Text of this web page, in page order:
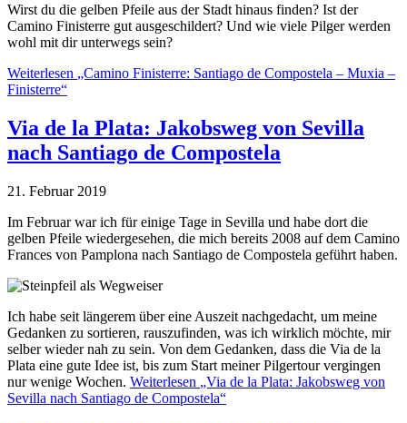
Wirst du die gelben Pfeile aus der Stadt hinaus finden? Ist der
Camino Finisterre gut ausgeschildert? Und wie viele Pilger werden
wohl mit dir unterwegs sein?
Weiterlesen „Camino Finisterre: Santiago de Compostela – Muxia –
Finisterre“
Via de la Plata: Jakobsweg von Sevilla
nach Santiago de Compostela
21. Februar 2019
Im Februar war ich für einige Tage in Sevilla und habe dort die
gelben Pfeile wiedergesehen, die mich bereits 2008 auf dem Camino
Frances von Pamplona nach Santiago de Compostela geführt haben.
Ich habe seit längerem über eine Auszeit nachgedacht, um meine
Gedanken zu sortieren, rauszufinden, was ich wirklich möchte, mir
selber wieder nah zu sein. Von dem Gedanken, dass die Via de la
Plata eine gute Idee ist, bis zum Start meiner Pilgertour vergingen
nur wenige Wochen. Weiterlesen „Via de la Plata: Jakobsweg von
Sevilla nach Santiago de Compostela“